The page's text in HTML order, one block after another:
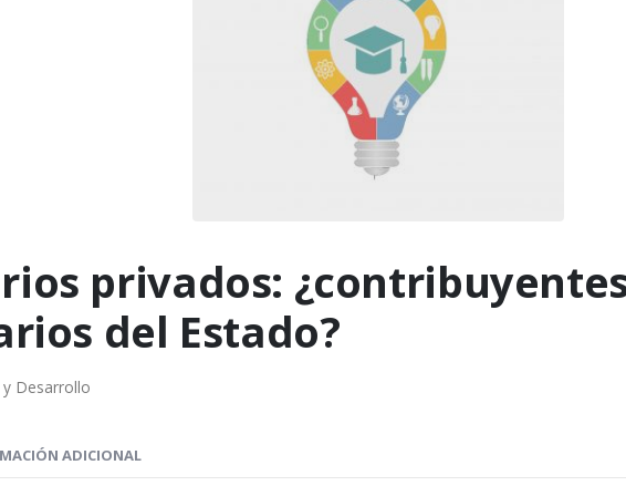
privados:
del Estado?
y Desarrollo
ADICIONAL